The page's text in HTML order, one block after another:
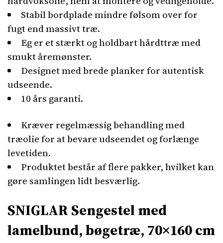
Stabil bordplade mindre følsom over for
fugt end massivt træ.
Eg er et stærkt og holdbart hårdttræ med
smukt åremønster.
Designet med brede planker for autentisk
udseende.
10 års garanti.
Kræver regelmæssig behandling med
træolie for at bevare udseendet og forlænge
levetiden.
Produktet består af flere pakker, hvilket kan
gøre samlingen lidt besværlig.
SNIGLAR Sengestel med
lamelbund, bøgetræ, 70×160 cm